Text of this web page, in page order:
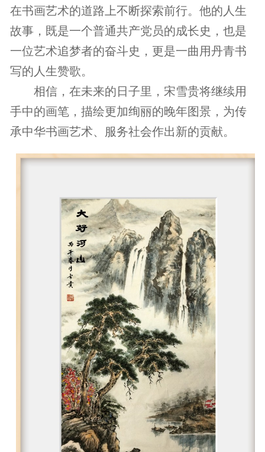
在书画艺术的道路上不断探索前行。他的人生
故事，既是一个普通共产党员的成长史，也是
一位艺术追梦者的奋斗史，更是一曲用丹青书
写的人生赞歌。
相信，在未来的日子里，宋雪贵将继续用
手中的画笔，描绘更加绚丽的晚年图景，为传
承中华书画艺术、服务社会作出新的贡献。